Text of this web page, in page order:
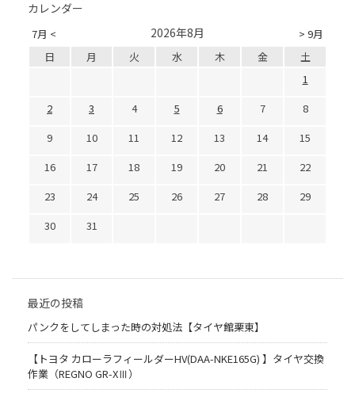
カレンダー
7月 < > 9月
2026年8月
日 月 火 水 木 金
土
1
2
3 4 5 6 7
8
9
10 11 12 13 14
15
16
17 18 19 20 21
22
23
24 25 26 27 28
29
30
31
最近の投稿
パンクをしてしまった時の対処法【タイヤ館栗東】
【トヨタ カローラフィールダーHV(DAA-NKE165G) 】タイヤ交換
作業（REGNO GR-XⅢ）